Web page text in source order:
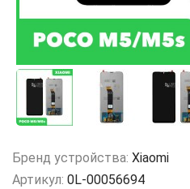
Бренд устройства: Xiaomi
Артикул: 0L-00056694